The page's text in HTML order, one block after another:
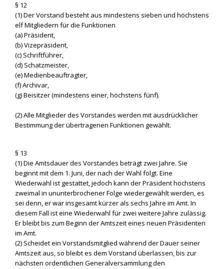
§ 12
(1) Der Vorstand besteht aus mindestens sieben und höchstens
elf Mitgliedern für die Funktionen
(a) Präsident,
(b) Vizepräsident,
(c) Schriftführer,
(d) Schatzmeister,
(e) Medienbeauftragter,
(f) Archivar,
(g) Beisitzer (mindestens einer, höchstens fünf).
(2) Alle Mitglieder des Vorstandes werden mit ausdrücklicher
Bestimmung der übertragenen Funktionen gewählt.
§ 13
(1) Die Amtsdauer des Vorstandes beträgt zwei Jahre. Sie
beginnt mit dem 1. Juni, der nach der Wahl folgt. Eine
Wiederwahl ist gestattet, jedoch kann der Präsident höchstens
zweimal in ununterbrochener Folge wiedergewählt werden, es
sei denn, er war insgesamt kürzer als sechs Jahre im Amt. In
diesem Fall ist eine Wiederwahl für zwei weitere Jahre zulässig.
Er bleibt bis zum Beginn der Amtszeit eines neuen Präsidenten
im Amt.
(2) Scheidet ein Vorstandsmitglied während der Dauer seiner
Amtszeit aus, so bleibt es dem Vorstand überlassen, bis zur
nächsten ordentlichen Generalversammlung den